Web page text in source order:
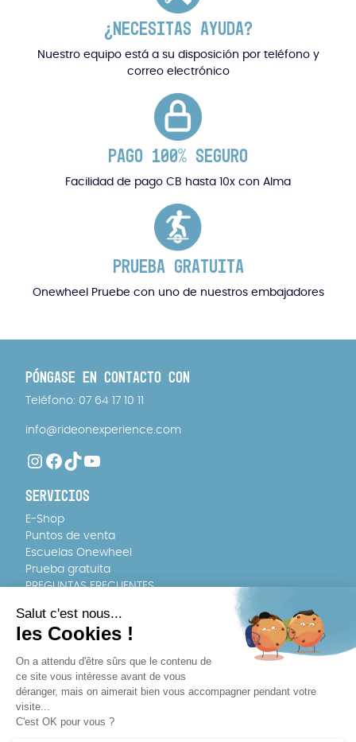
¿NECESITAS AYUDA?
Nuestro equipo está a su disposición por teléfono y
correo electrónico
PAGO 100% SEGURO
Facilidad de pago CB hasta 10x con Alma
PRUEBA GRATUITA
Onewheel Pruebe con uno de nuestros embajadores
PÓNGASE EN CONTACTO CON
Teléfono: 07 64 17 10 11
info@rideonexperience.com
Instagram Facebook TikTok
YouTube
SERVICIOS
E-Shop
Puntos de venta
Escuelas Onewheel
Prueba gratuita
PREGUNTAS FRECUENTES
EQUIPO
Quiénes somos
Contratación
DÓNDE COMPRAR
Entrega rápida en cualquier lugar de Francia y Europa